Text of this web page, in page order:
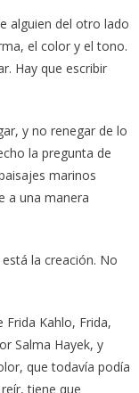
alguien del otro lado
el color y el tono.
Hay que escribir
y no renegar de lo
la pregunta de
marinos
a una manera
la creación. No
Frida Kahlo, Frida,
Salma Hayek, y
que todavía podía
tiene que